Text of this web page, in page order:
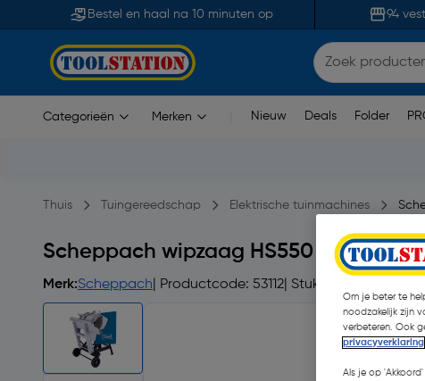
Bestel en haal na 10 minuten op 94
Categorieën Merken Nieuw Deals Folder
Thuis Tuingereedschap Elektrische tuinmachines
Scheppach wipzaag HS550 400V
Merk:Scheppach | Productcode: 53112 | Stuk
Om je beter te
noodzakelijk zijn
verbeteren. Ook
privacyverklaring
Als je op